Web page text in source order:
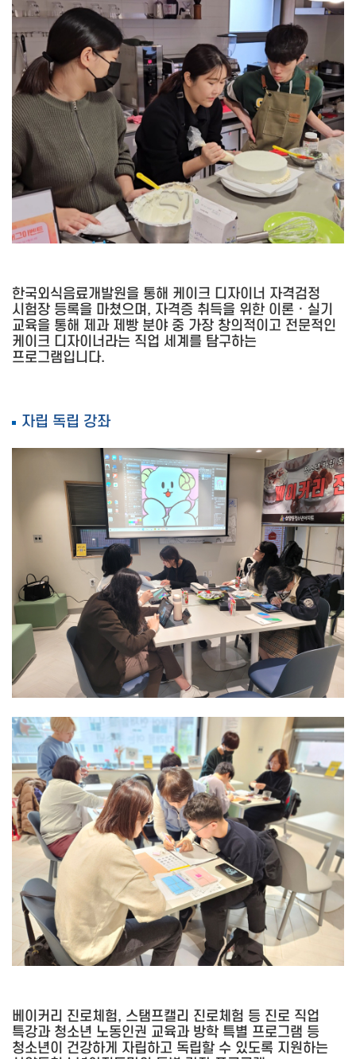
한국외식음료개발원을 통해 케이크 디자이너 자격검정
시험장 등록을 마쳤으며, 자격증 취득을 위한 이론 · 실기
교육을 통해 제과 제빵 분야 중 가장 창의적이고 전문적인
케이크 디자이너라는 직업 세계를 탐구하는
프로그램입니다.
자립 독립 강좌
베이커리 진로체험, 스탬프캘리 진로체험 등 진로 직업
특강과 청소년 노동인권 교육과 방학 특별 프로그램 등
청소년이 건강하게 자립하고 독립할 수 있도록 지원하는